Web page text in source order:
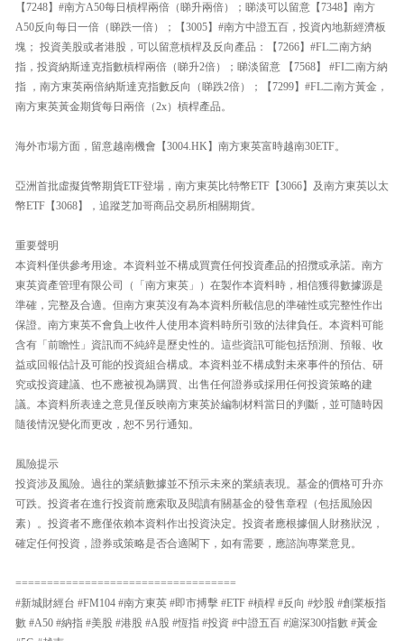
【7248】#南方A50每日槓桿兩倍（睇升兩倍）；睇淡可以留意【7348】南方
A50反向每日一倍（睇跌一倍）；【3005】#南方中證五百，投資內地新經濟板
塊； 投資美股或者港股，可以留意槓桿及反向產品：【7266】#FL二南方納
指，投資納斯達克指數槓桿兩倍（睇升2倍）；睇淡留意 【7568】 #FI二南方納
指 ，南方東英兩倍納斯達克指數反向（睇跌2倍）；【7299】#FL二南方黃金，
南方東英黃金期貨每日兩倍（2x）槓桿產品。
海外市場方面，留意越南機會【3004.HK】南方東英富時越南30ETF。
亞洲首批虛擬貨幣期貨ETF登場，南方東英比特幣ETF【3066】及南方東英以太
幣ETF【3068】，追蹤芝加哥商品交易所相關期貨。
重要聲明
本資料僅供參考用途。本資料並不構成買賣任何投資產品的招攬或承諾。南方
東英資產管理有限公司（「南方東英」）在製作本資料時，相信獲得數據源是
準確，完整及合適。但南方東英沒有為本資料所載信息的準確性或完整性作出
保證。南方東英不會負上收件人使用本資料時所引致的法律負任。本資料可能
含有「前瞻性」資訊而不純綷是歷史性的。這些資訊可能包括預測、預報、收
益或回報估計及可能的投資組合構成。本資料並不構成對未來事件的預估、研
究或投資建議、也不應被視為購買、出售任何證券或採用任何投資策略的建
議。本資料所表達之意見僅反映南方東英於編制材料當日的判斷，並可隨時因
隨後情況變化而更改，恕不另行通知。
風險提示
投資涉及風險。過往的業績數據並不預示未來的業績表現。基金的價格可升亦
可跌。投資者在進行投資前應索取及閱讀有關基金的發售章程（包括風險因
素）。投資者不應僅依賴本資料作出投資決定。投資者應根據個人財務狀況，
確定任何投資，證券或策略是否合適閣下，如有需要，應諮詢專業意見。
===================================
#新城財經台 #FM104 #南方東英 #即市搏擊 #ETF #槓桿 #反向 #炒股 #創業板指
數 #A50 #納指 #美股 #港股 #A股 #恆指 #投資 #中證五百 #滬深300指數 #黃金